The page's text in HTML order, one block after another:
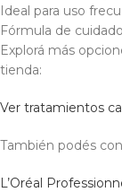
Ideal para uso
Fórmula de
Explorá más
tienda:
Ver tratamientos
También podés
L’Oréal